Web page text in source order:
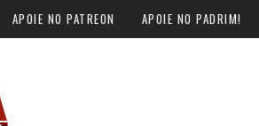
APOIE NO PATREON APOIE NO PADRIM!